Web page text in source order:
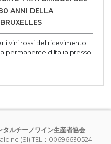
ANNI DELLA
i vini rossi del ricevimento
permanente d'Italia presso
タルチーノワイン生産者協会
(SI) TEL：00696630524